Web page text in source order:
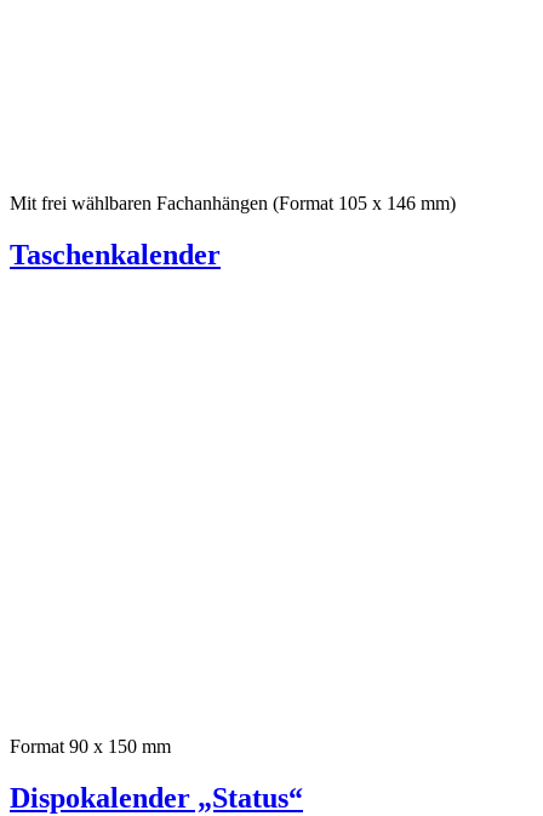
Mit frei wählbaren Fachanhängen (Format 105 x 146 mm)
Taschenkalender
Format 90 x 150 mm
Dispokalender „Status“